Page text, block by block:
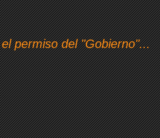
permiso del "Gobierno"...